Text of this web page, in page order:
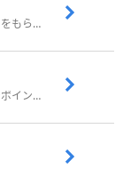
歩いてポイ活！日常生活でお得にポイントをもらおう
歩いたりアンケート回答など幅広い手段でポイントをゲット